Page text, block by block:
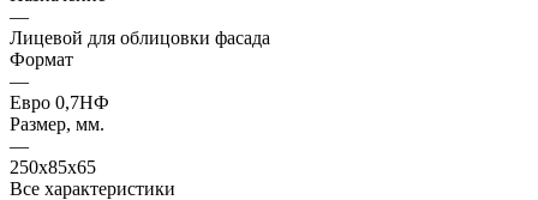
—
Лицевой для облицовки фасада
Формат
—
Евро 0,7НФ
Размер, мм.
—
250х85х65
Все характеристики